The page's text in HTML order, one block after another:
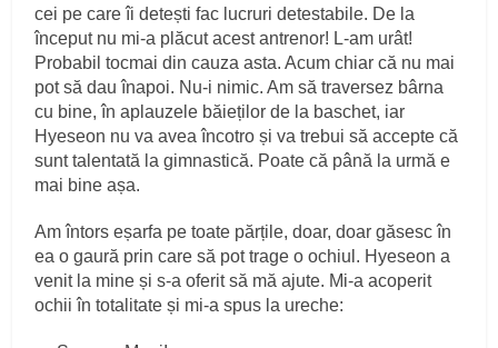
cei pe care îi detești fac lucruri detestabile. De la
început nu mi-a plăcut acest antrenor! L-am urât!
Probabil tocmai din cauza asta. Acum chiar că nu mai
pot să dau înapoi. Nu-i nimic. Am să traversez bârna
cu bine, în aplauzele băieților de la baschet, iar
Hyeseon nu va avea încotro și va trebui să accepte că
sunt talentată la gimnastică. Poate că până la urmă e
mai bine așa.
Am întors eșarfa pe toate părțile, doar, doar găsesc în
ea o gaură prin care să pot trage o ochiul. Hyeseon a
venit la mine și s-a oferit să mă ajute. Mi-a acoperit
ochii în totalitate și mi-a spus la ureche: